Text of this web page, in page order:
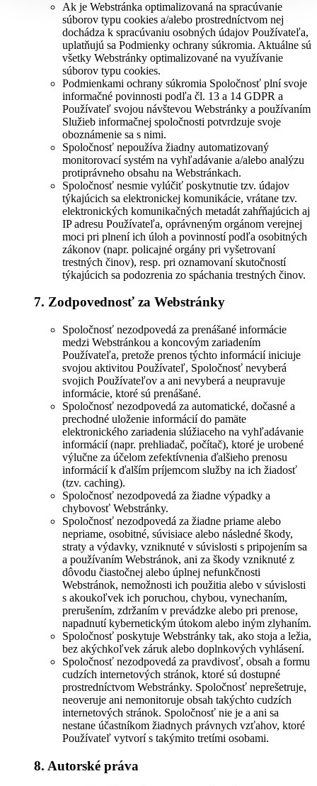
Ak je Webstránka optimalizovaná na spracúvanie
súborov typu cookies a/alebo prostredníctvom nej
dochádza k spracúvaniu osobných údajov Používateľa,
uplatňujú sa Podmienky ochrany súkromia. Aktuálne sú
všetky Webstránky optimalizované na využívanie
súborov typu cookies.
Podmienkami ochrany súkromia Spoločnosť plní svoje
informačné povinnosti podľa čl. 13 a 14 GDPR a
Používateľ svojou návštevou Webstránky a používaním
Služieb informačnej spoločnosti potvrdzuje svoje
oboznámenie sa s nimi.
Spoločnosť nepoužíva žiadny automatizovaný
monitorovací systém na vyhľadávanie a/alebo analýzu
protiprávneho obsahu na Webstránkach.
Spoločnosť nesmie vylúčiť poskytnutie tzv. údajov
týkajúcich sa elektronickej komunikácie, vrátane tzv.
elektronických komunikačných metadát zahŕňajúcich aj
IP adresu Používateľa, oprávneným orgánom verejnej
moci pri plnení ich úloh a povinností podľa osobitných
zákonov (napr. policajné orgány pri vyšetrovaní
trestných činov), resp. pri oznamovaní skutočností
týkajúcich sa podozrenia zo spáchania trestných činov.
7. Zodpovednosť za Webstránky
Spoločnosť nezodpovedá za prenášané informácie
medzi Webstránkou a koncovým zariadením
Používateľa, pretože prenos týchto informácií iniciuje
svojou aktivitou Používateľ, Spoločnosť nevyberá
svojich Používateľov a ani nevyberá a neupravuje
informácie, ktoré sú prenášané.
Spoločnosť nezodpovedá za automatické, dočasné a
prechodné uloženie informácií do pamäte
elektronického zariadenia slúžiaceho na vyhľadávanie
informácií (napr. prehliadač, počítač), ktoré je urobené
výlučne za účelom zefektívnenia ďalšieho prenosu
informácií k ďalším príjemcom služby na ich žiadosť
(tzv. caching).
Spoločnosť nezodpovedá za žiadne výpadky a
chybovosť Webstránky.
Spoločnosť nezodpovedá za žiadne priame alebo
nepriame, osobitné, súvisiace alebo následné škody,
straty a výdavky, vzniknuté v súvislosti s pripojením sa
a používaním Webstránok, ani za škody vzniknuté z
dôvodu čiastočnej alebo úplnej nefunkčnosti
Webstránok, nemožnosti ich použitia alebo v súvislosti
s akoukoľvek ich poruchou, chybou, vynechaním,
prerušením, zdržaním v prevádzke alebo pri prenose,
napadnutí kybernetickým útokom alebo iným zlyhaním.
Spoločnosť poskytuje Webstránky tak, ako stoja a ležia,
bez akýchkoľvek záruk alebo doplnkových vyhlásení.
Spoločnosť nezodpovedá za pravdivosť, obsah a formu
cudzích internetových stránok, ktoré sú dostupné
prostredníctvom Webstránky. Spoločnosť neprešetruje,
neoveruje ani nemonitoruje obsah takýchto cudzích
internetových stránok. Spoločnosť nie je a ani sa
nestane účastníkom žiadnych právnych vzťahov, ktoré
Používateľ vytvorí s takýmito tretími osobami.
8. Autorské práva